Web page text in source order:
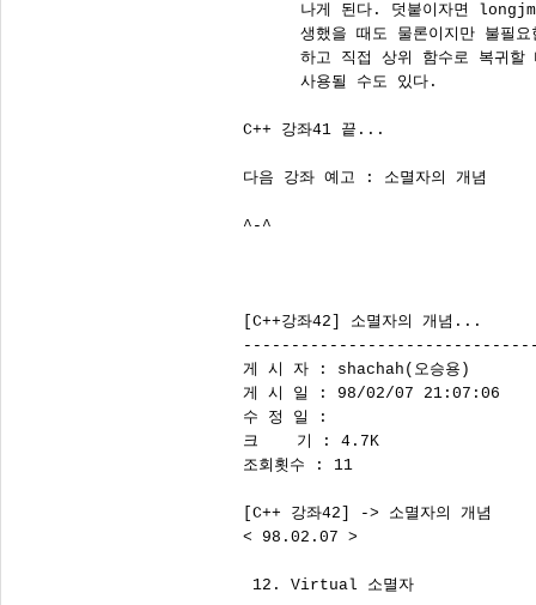
나게 된다. 덧붙이자면
생했을 때도 물론이지만 불필
하고 직접 상위 함수로 복귀할
      사용될 수도 있다.
C++ 강좌41 끝...
다음 강좌 예고 : 소멸자의 개념
^-^
[C++강좌42] 소멸자의 개념...
게 시 자 : shachah(오승용)
게 시 일 : 98/02/07 21:07:06
수 정 일 :
크    기 : 4.7K
조회횟수 : 11
[C++ 강좌42] -> 소멸자의 개념
< 98.02.07 >
12. Virtual 소멸자